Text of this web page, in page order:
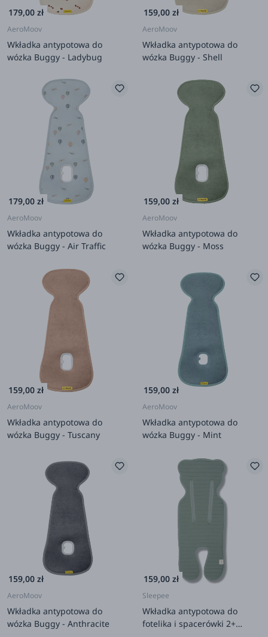
179,00 zł
AeroMoov
Wkładka antypotowa do
wózka Buggy - Ladybug
159,00 zł
AeroMoov
Wkładka antypotowa do
wózka Buggy - Shell
179,00 zł
AeroMoov
Wkładka antypotowa do
wózka Buggy - Air Traffic
159,00 zł
AeroMoov
Wkładka antypotowa do
wózka Buggy - Moss
159,00 zł
AeroMoov
Wkładka antypotowa do
wózka Buggy - Tuscany
159,00 zł
AeroMoov
Wkładka antypotowa do
wózka Buggy - Mint
159,00 zł
AeroMoov
Wkładka antypotowa do
wózka Buggy - Anthracite
159,00 zł
Sleepee
Wkładka antypotowa do
fotelika i spacerówki 2+